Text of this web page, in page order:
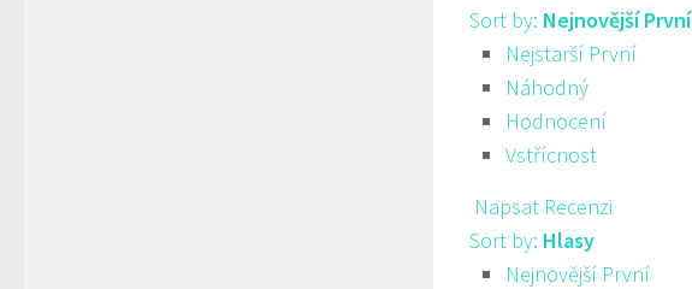
Sort by: Nejnovější První
Nejstarší První
Náhodný
Hodnocení
Vstřícnost
Napsat Recenzi
Sort by: Hlasy
Nejnovější První